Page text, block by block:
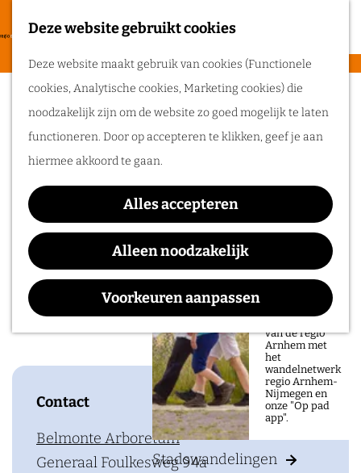
Deze website gebruikt cookies
Deze website maakt gebruik van cookies (Functionele
cookies, Analytische cookies, Marketing cookies) die
noodzakelijk zijn om de website zo goed mogelijk te laten
functioneren. Door op accepteren te klikken, geef je aan
hiermee akkoord te gaan.
Alles accepteren
Alleen noodzakelijk
Voorkeuren aanpassen
a
F
a
v
o
r
i
e
e
M
e
n
u
Routes
Wandelen
Routeplanner
Ga op pad in
natuur en rijke
van de regio
Arnhem met
het
wandelnetwerk
regio Arnhem-
Nijmegen en
onze "Op pad
app".
Stadswandelingen
Sorry, deze activiteit is niet meer
beschikbaar. Bekijk hetactuele aanbodvoor
de beschikbare opties.
Belmondo Festival
Waar:
Belmonte Arboretum
Wanneer:
t/m 14 juni
Contact
Belmonte Arboretum
Generaal Foulkesweg 94a